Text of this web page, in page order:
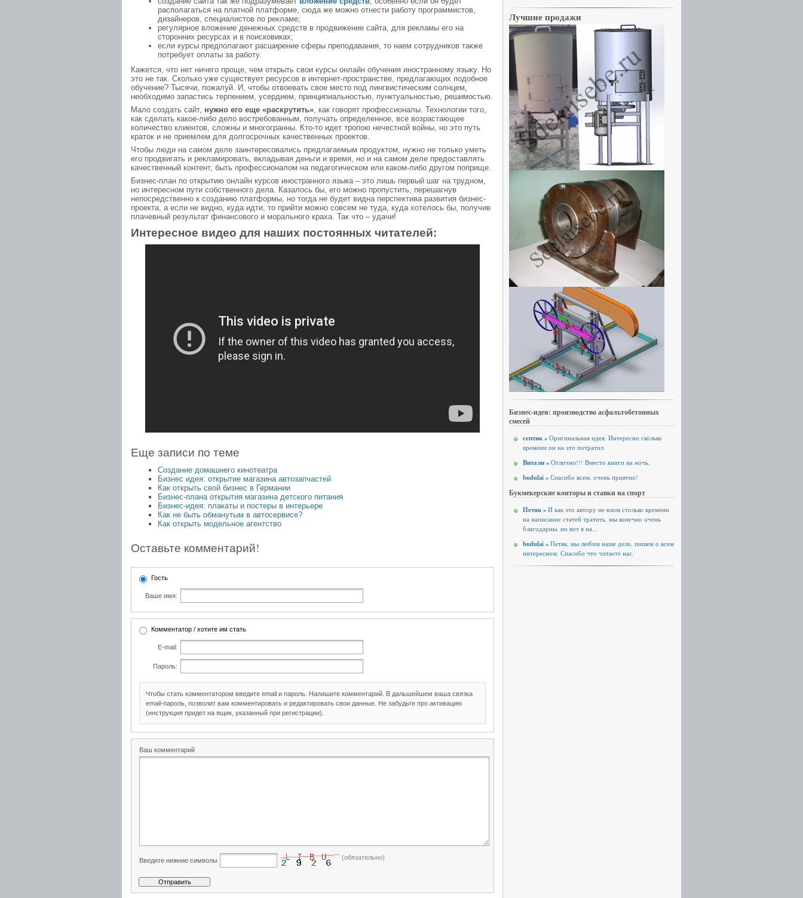
располагаться на платной платформе, сюда же можно отнести работу программистов,
дизайнеров, специалистов по рекламе;
регулярное вложение денежных средств в продвижение сайта, для рекламы его на
сторонних ресурсах и в поисковиках;
если курсы предполагают расширение сферы преподавания, то наем сотрудников также
потребует оплаты за работу.
Кажется, что нет ничего проще, чем открыть свои курсы онлайн обучения иностранному языку. Но
это не так. Сколько уже существует ресурсов в интернет-пространстве, предлагающих подобное
обучение? Тысячи, пожалуй. И, чтобы отвоевать свое место под лингвистическим солнцем,
необходимо запастись терпением, усердием, принципиальностью, пунктуальностью, решимостью.
Мало создать сайт, нужно его еще «раскрутить», как говорят профессионалы. Технологии того,
как сделать какое-либо дело востребованным, получать определенное, все возрастающее
количество клиентов, сложны и многогранны. Кто-то идет тропою нечестной войны, но это путь
краток и не приемлем для долгосрочных качественных проектов.
Чтобы люди на самом деле заинтересовались предлагаемым продуктом, нужно не только уметь
его продвигать и рекламировать, вкладывая деньги и время, но и на самом деле предоставлять
качественный контент, быть профессионалом на педагогическом или каком-либо другом поприще.
Бизнес-план по открытию онлайн курсов иностранного языка – это лишь первый шаг на трудном,
но интересном пути собственного дела. Казалось бы, его можно пропустить, перешагнув
непосредственно к созданию платформы, но тогда не будет видна перспектива развития бизнес-
проекта, а если не видно, куда идти, то прийти можно совсем не туда, куда хотелось бы, получив
плачевный результат финансового и морального краха. Так что – удачи!
Интересное видео для наших постоянных читателей:
Еще записи по теме
Создание домашнего кинотеатра
Бизнес идея: открытие магазина автозапчастей
Как открыть свой бизнес в Германии
Бизнес-плана открытия магазина детского питания
Бизнес-идея: плакаты и постеры в интерьере
Как не быть обманутым в автосервисе?
Как открыть модельное агентство
Оставьте комментарий!
Гость
Ваше имя:
Комментатор / хотите им стать
E-mail:
Пароль:
Чтобы стать комментатором введите email и пароль. Напишите комментарий. В дальшейшем ваша связка
email-пароль, позволит вам комментировать и редактировать свои данные. Не забудьте про активацию
(инструкция придет на ящик, указанный при регистрации).
Ваш комментарий
Введите нижние символы (обязательно)
Лучшие продажи
Бизнес-идея: производство асфальтобетонных
смесей
септик » Оригинальная идея. Интересно сколько
времени он на это потратил
Витали » Отлично!!! Вместо книги на ночь.
budulai » Спасибо всем, очень приятно!
Букмекерские конторы и ставки на спорт
Петяк » И как это автору не влом столько времени
на написание статей тратить, мы конечно очень
благодарны, но вот я на...
budulai » Петяк, мы любим наше дело, пишем о всем
интересном. Спасибо что читаете нас.